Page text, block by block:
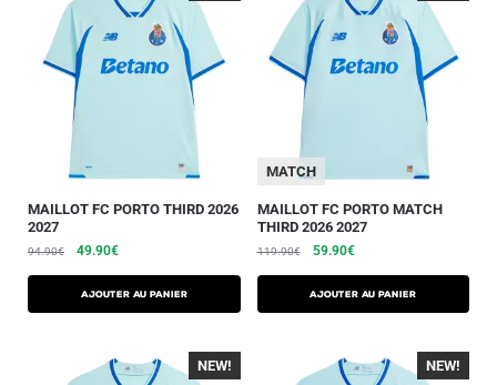
MAILLOT FC PORTO THIRD 2026
2027
94.90€ 49.90€
AJOUTER AU PANIER
MATCH
MAILLOT FC PORTO MATCH
THIRD 2026 2027
119.90€ 59.90€
AJOUTER AU PANIER
-40%
NEW! -40%
NEW!